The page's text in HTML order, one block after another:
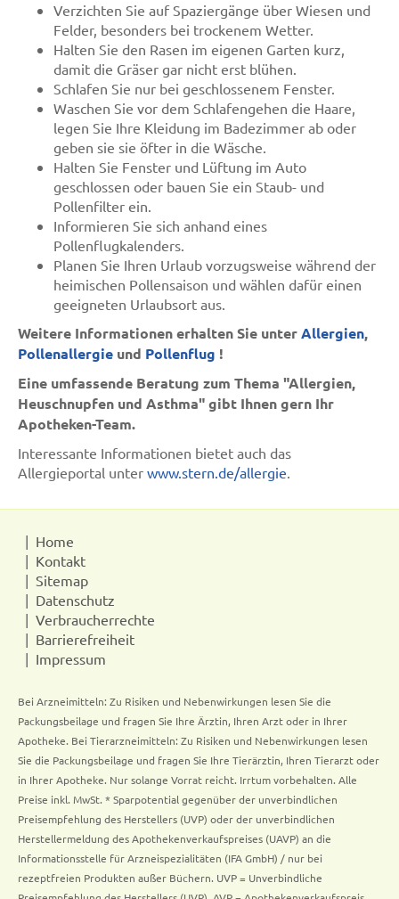
Verzichten Sie auf Spaziergänge über Wiesen und
Felder, besonders bei trockenem Wetter.
Halten Sie den Rasen im eigenen Garten kurz,
damit die Gräser gar nicht erst blühen.
Schlafen Sie nur bei geschlossenem Fenster.
Waschen Sie vor dem Schlafengehen die Haare,
legen Sie Ihre Kleidung im Badezimmer ab oder
geben sie sie öfter in die Wäsche.
Halten Sie Fenster und Lüftung im Auto
geschlossen oder bauen Sie ein Staub- und
Pollenfilter ein.
Informieren Sie sich anhand eines
Pollenflugkalenders.
Planen Sie Ihren Urlaub vorzugsweise während der
heimischen Pollensaison und wählen dafür einen
geeigneten Urlaubsort aus.
Weitere Informationen erhalten Sie unterAllergien,
Pollenallergie und Pollenflug !
Eine umfassende Beratung zum Thema "Allergien,
Heuschnupfen und Asthma" gibt Ihnen gern Ihr
Apotheken-Team.
Interessante Informationen bietet auch das
Allergieportal unter www.stern.de/allergie.
Home
Kontakt
Sitemap
Datenschutz
Verbraucherrechte
Barrierefreiheit
Impressum
Bei Arzneimitteln: Zu Risiken und Nebenwirkungen lesen Sie die
Packungsbeilage und fragen Sie Ihre Ärztin, Ihren Arzt oder in Ihrer
Apotheke. Bei Tierarzneimitteln: Zu Risiken und Nebenwirkungen lesen
Sie die Packungsbeilage und fragen Sie Ihre Tierärztin, Ihren Tierarzt oder
in Ihrer Apotheke. Nur solange Vorrat reicht. Irrtum vorbehalten. Alle
Preise inkl. MwSt. * Sparpotential gegenüber der unverbindlichen
Preisempfehlung des Herstellers (UVP) oder der unverbindlichen
Herstellermeldung des Apothekenverkaufspreises (UAVP) an die
Informationsstelle für Arzneispezialitäten (IFA GmbH) / nur bei
rezeptfreien Produkten außer Büchern. UVP = Unverbindliche